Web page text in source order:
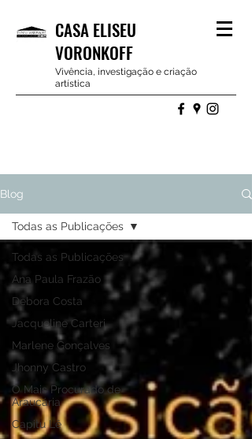
CASA ELISEU
VORONKOFF
Vivência, investigação e criação
artística
Blog
Todas as Publicações
Ana Paula Frazão
Debora Costa
Jacqueline Carteri
Marlene Gonçalves
Jhonny Castro
O Mais Procurado de
Araucária
Capitu Lê
Todas as Publicações